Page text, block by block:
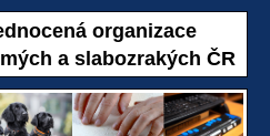
organizace
a slabozrakých ČR